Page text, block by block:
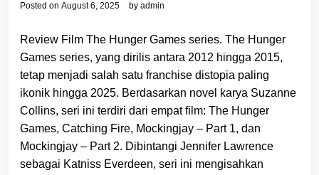
Posted on August 6, 2025 by admin
Review Film The Hunger Games series. The Hunger
Games series, yang dirilis antara 2012 hingga 2015,
tetap menjadi salah satu franchise distopia paling
ikonik hingga 2025. Berdasarkan novel karya Suzanne
Collins, seri ini terdiri dari empat film: The Hunger
Games, Catching Fire, Mockingjay – Part 1, dan
Mockingjay – Part 2. Dibintangi Jennifer Lawrence
sebagai Katniss Everdeen, seri ini mengisahkan